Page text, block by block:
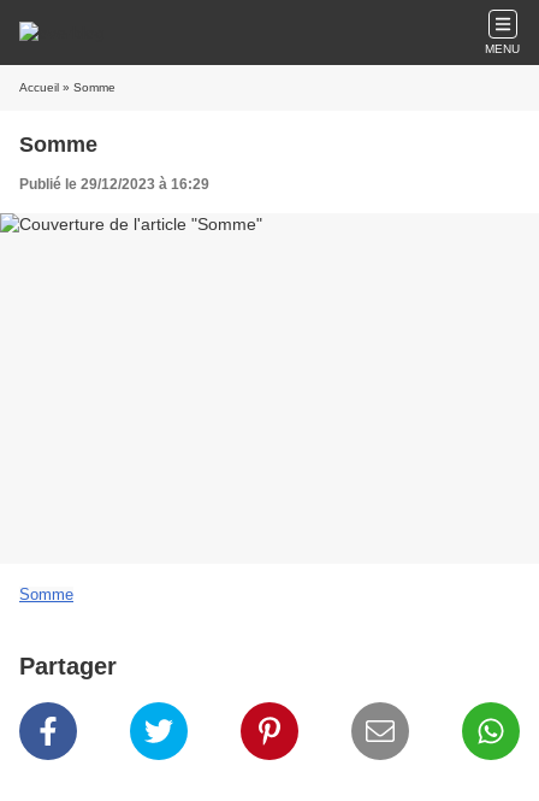
MENU
Accueil » Somme
Somme
Publié le 29/12/2023 à 16:29
Somme
Partager